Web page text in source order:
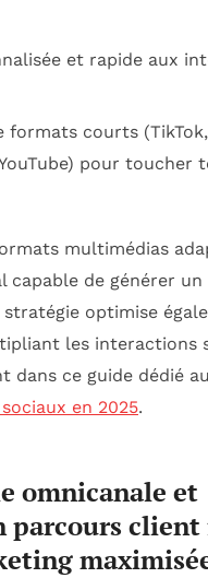
et rapide aux
courts
pour toucher
multimédias
capable de générer
optimise
les interactions
dans ce guide dédié
en 2025.
omnicanale et
parcours